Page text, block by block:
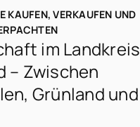
KAUFEN, VERKAUFEN UND
im Landkreis
– Zwischen
Grünland und